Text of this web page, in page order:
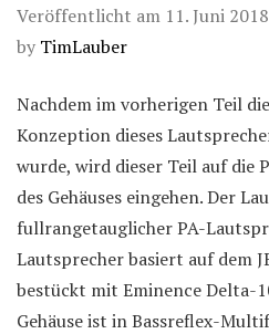
Veröffentlicht am 11. Juni 2018
by TimLauber
Nachdem im vorherigen Teil
Konzeption dieses
wurde, wird dieser Teil auf die
des Gehäuses eingehen. Der
fullrangetauglicher PA-
Lautsprecher basiert auf dem
bestückt mit Eminence Delta-
Gehäuse ist in Bassreflex-